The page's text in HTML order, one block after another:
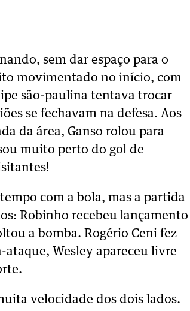
sem dar espaço para o
movimentado no início, com
são-paulina tentava trocar
se fechavam na defesa. Aos
da área, Ganso rolou para
muito perto do gol de
com a bola, mas a partida
Robinho recebeu lançamento
a bomba. Rogério Ceni fez
ataque, Wesley apareceu livre
velocidade dos dois lados.